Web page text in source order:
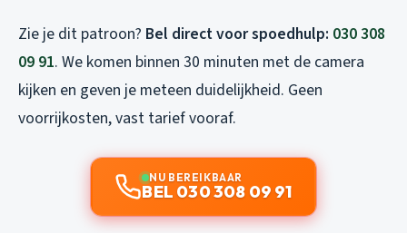
Zie je dit patroon? Bel direct voor spoedhulp: 030 308
09 91. We komen binnen 30 minuten met de camera
kijken en geven je meteen duidelijkheid. Geen
voorrijkosten, vast tarief vooraf.
NU BEREIKBAAR
BEL 030 308 09 91